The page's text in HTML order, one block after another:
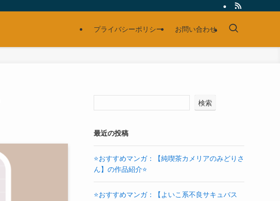
プライバシーポリシー お問い合わせ
検索
最近の投稿
⭐おすすめマンガ：【純喫茶カメリアのみどりさ
ん】の作品紹介⭐
⭐おすすめマンガ：【よいこ系不良サキュバス